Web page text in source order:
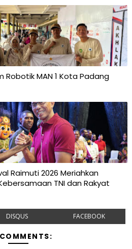
Robotik MAN 1 Kota Padang
Raimuti 2026 Meriahkan
TNI dan Rakyat
DISQUS FACEBOOK